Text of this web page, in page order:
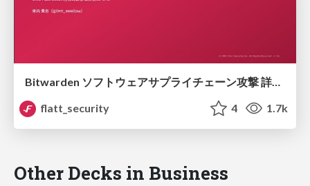
Bitwarden ソフトウェアサプライチェーン攻撃 詳細解説
flatt_security
4 1.7k
Other Decks in Business